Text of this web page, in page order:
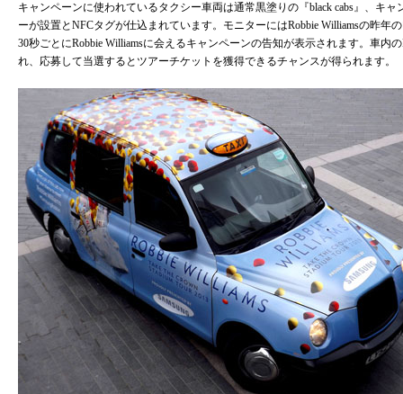
キャンペーンに使われているタクシー車両は通常黒塗りの『black cabs』、キ
ーが設置とNFCタグが仕込まれています。モニターにはRobbie Williamsの昨年
30秒ごとにRobbie Williamsに会えるキャンペーンの告知が表示されます。車内
れ、応募して当選するとツアーチケットを獲得できるチャンスが得られます。